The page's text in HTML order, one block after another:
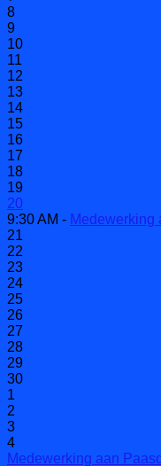
8
9
10
11
12
13
14
15
16
17
18
19
20
9:30 AM - Medewerking
21
22
23
24
25
26
27
28
29
30
1
2
3
4
Medewerking aan